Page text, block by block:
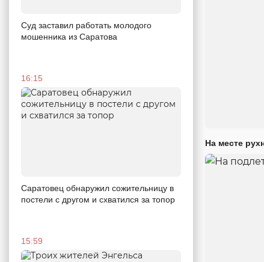
Суд заставил работать молодого
мошенника из Саратова
16:15
Саратовец обнаружил сожительницу в
постели с другом и схватился за топор
15:59
На месте